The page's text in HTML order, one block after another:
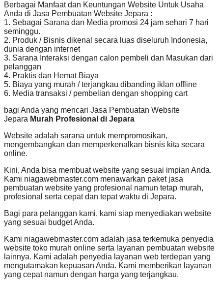
Berbagai Manfaat dan Keuntungan Website Untuk Usaha
Anda di Jasa Pembuatan Website Jepara :
1. Sebagai Sarana dan Media promosi 24 jam sehari 7 hari
seminggu.
2. Produk / Bisnis dikenal secara luas diseluruh Indonesia,
dunia dengan internet
3. Sarana Interaksi dengan calon pembeli dan Masukan dari
pelanggan
4. Praktis dan Hemat Biaya
5. Biaya yang murah / terjangkau dibanding iklan offline
6. Media transaksi / pembelian dengan shopping cart
bagi Anda yang mencari Jasa Pembuatan Website
Jepara Murah Profesional di Jepara
Website adalah sarana untuk mempromosikan,
mengembangkan dan memperkenalkan bisnis kita secara
online.
Kini, Anda bisa membuat website yang sesuai impian Anda.
Kami niagawebmaster.com menawarkan paket jasa
pembuatan website yang profesional namun tetap murah,
profesional serta cepat dan tepat waktu di Jepara.
Bagi para pelanggan kami, kami siap menyediakan website
yang sesuai budget Anda.
Kami niagawebmaster.com adalah jasa terkemuka penyedia
website toko murah online serta layanan pembuatan website
lainnya. Kami adalah penyedia layanan web terdepan yang
mengutamakan kepuasan Anda. Kami memberikan layanan
yang cepat namun dengan harga yang terjangkau.